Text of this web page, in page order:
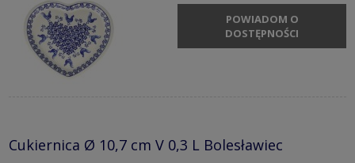
POWIADOM O
DOSTĘPNOŚCI
Cukiernica Ø 10,7 cm V 0,3 L Bolesławiec